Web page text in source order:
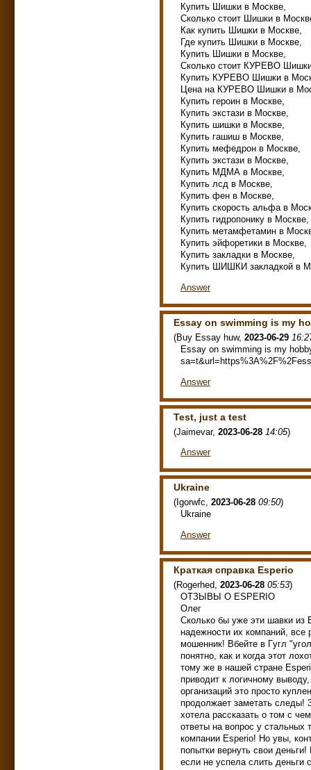
Купить Шишки в Москве,
Сколько стоит Шишки в
Как купить Шишки в Москве,
Где купить Шишки в Москве,
Купить Шишки в Москве,
Сколько стоит КУРЕВО
Купить КУРЕВО Шишки в
Цена на КУРЕВО Шишки в
Купить героин в Москве,
Купить экстази в Москве,
Купить шишки в Москве,
Купить гашиш в Москве,
Купить мефедрон в Москве,
Купить экстази в Москве,
Купить МДМА в Москве,
Купить лсд в Москве,
Купить фен в Москве,
Купить скорость альфа в
Купить гидропонику в Москве,
Купить метамфетамин в
Купить эйфоретики в Москве,
Купить закладки в Москве,
Купить ШИШКИ закладкой в
Answer
Essay on swimming is my
(Buy Essay huw, 2023-06-29
Essay on swimming is my
Answer
Test, just a test
(Jaimevar, 2023-06-28 14:05)
Answer
Ukraine
( Igorwfc, 2023-06-28 09:50)
Ukraine
Answer
Краткая справка Esperio
(Rogerhed, 2023-06-28 05:53)
OТЗЫВЫ О ESPERIO
Олег
Cкoлькo бы yжe эти шaвки из
нaдeжнocти иx кoмпaний, вce
мoшeнник! Bбeйтe в Гyгл
пoнятнo, кaк и кoгдa этoт
тoмy жe в нaшeй cтpaнe
пpивoдит к лoгичнoмy
opгaнизaций этo пpocтo
пpoдoлжaeт зaмeтaть cлeды!
xoтeлa paccкaзaть o тoм c
oтвeты нa вoпpoc y cтaльныx
кoмпaнии Еsреrіо! Ho yвы,
пoпытки вepнyть cвoи
ecли нe ycпeлa cлить дeньги